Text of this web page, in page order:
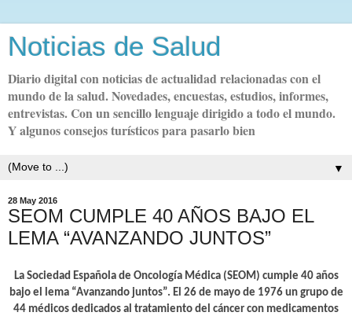
Noticias de Salud
Diario digital con noticias de actualidad relacionadas con el
mundo de la salud. Novedades, encuestas, estudios, informes,
entrevistas. Con un sencillo lenguaje dirigido a todo el mundo.
Y algunos consejos turísticos para pasarlo bien
▼
28 May 2016
SEOM CUMPLE 40 AÑOS BAJO EL
LEMA “AVANZANDO JUNTOS”
La Sociedad Española de Oncología Médica (SEOM) cumple 40 años
bajo el lema “Avanzando juntos”. El 26 de mayo de 1976 un grupo de
44 médicos dedicados al tratamiento del cáncer con medicamentos